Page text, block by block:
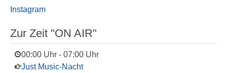
Instagram
Zur Zeit "ON AIR"
00:00 Uhr - 07:00 Uhr
Just Music-Nacht